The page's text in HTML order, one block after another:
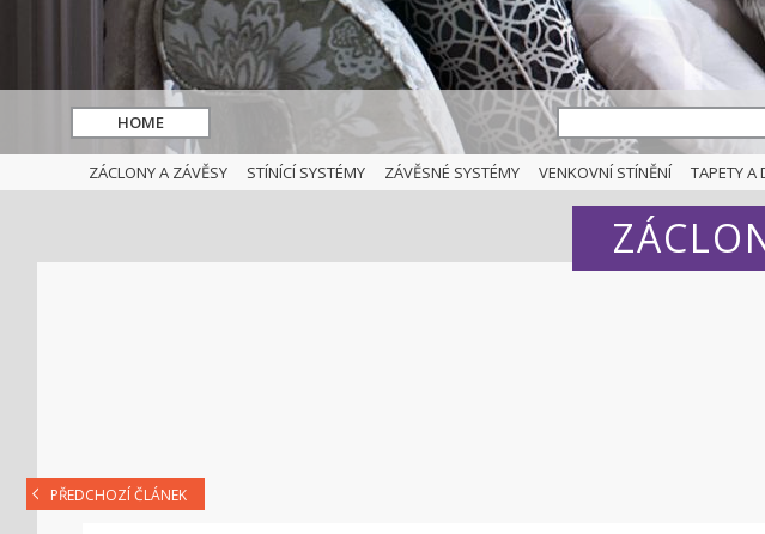
HOME
ZÁCLONY A ZÁVĚSY STÍNÍCÍ SYSTÉMY ZÁVĚSNÉ SYSTÉMY VENKOVNÍ STÍNĚNÍ TAPETY A
PŘEDCHOZÍ ČLÁNEK